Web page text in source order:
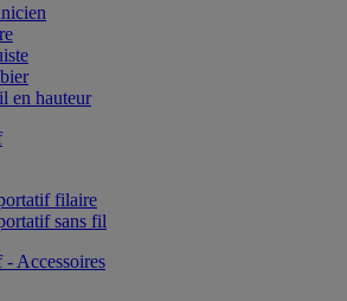
en hauteur
filaire
sans fil
Accessoires